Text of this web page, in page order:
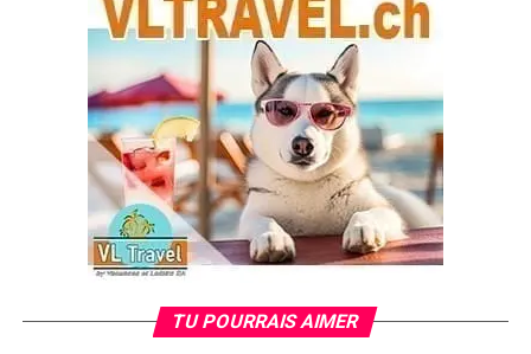
Attendre à la porte :Cette règle de courtoisie
basique assure la sécurité et la politesse de votre
chien, explique Goodman.
Ignorer les personnes et les autres chiens :
est crucial que votre chiot apprenne à ne pas se
précipiter vers chaque personne ou chien qu’il
croise.
S’installer partout où vous allez :Quand vous
vous arrêtez, votre chien devrait aussi le faire,
Marcher près de vous en laisse lâche :
TU POURRAIS AIMER